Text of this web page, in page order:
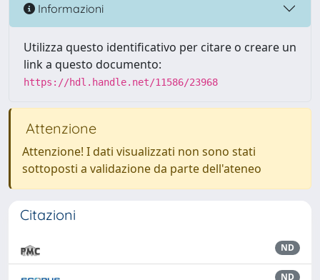
Informazioni
Utilizza questo identificativo per citare o creare un
link a questo documento:
https://hdl.handle.net/11586/23968
Attenzione
Attenzione! I dati visualizzati non sono stati
sottoposti a validazione da parte dell'ateneo
Citazioni
ND
ND